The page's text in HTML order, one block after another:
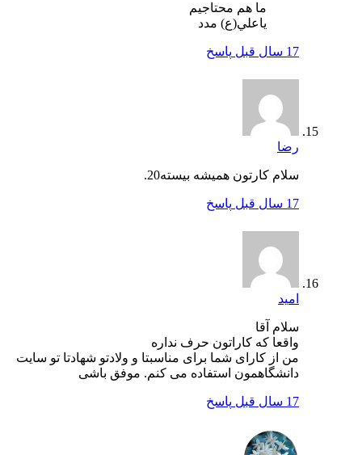
ما هم محتاجيم
ياعلي(ع) مدد
پاسخ
سلام کارتون همیشه بیسته20.
پاسخ
سلام آقا
واقعا که کاراتون حرف نداره
من از کارای شما برای مناسبتا و ولادتو شهادتا تو سایت
دانشگاهمون استفاده می کنم. موفق باشی
پاسخ